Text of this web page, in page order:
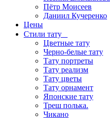
Пётр Моисеев
Даниил Кучеренко
Цены
Стили тату
Цветные тату
Черно-белые тату
Тату портреты
Тату реализм
Тату цветы
Тату орнамент
Японские тату
Треш полька.
Чикано